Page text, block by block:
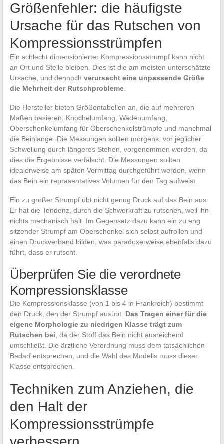
Größenfehler: die häufigste
Ursache für das Rutschen von
Kompressionsstrümpfen
Ein schlecht dimensionierter Kompressionsstrumpf kann nicht
an Ort und Stelle bleiben. Dies ist die am meisten unterschätzte
Ursache, und dennoch verursacht eine unpassende Größe
die Mehrheit der Rutschprobleme.
Die Hersteller bieten Größentabellen an, die auf mehreren
Maßen basieren: Knöchelumfang, Wadenumfang,
Oberschenkelumfang für Oberschenkelstrümpfe und manchmal
die Beinlänge. Die Messungen sollten morgens, vor jeglicher
Schwellung durch längeres Stehen, vorgenommen werden, da
dies die Ergebnisse verfälscht. Die Messungen sollten
idealerweise am späten Vormittag durchgeführt werden, wenn
das Bein ein repräsentatives Volumen für den Tag aufweist.
Ein zu großer Strumpf übt nicht genug Druck auf das Bein aus.
Er hat die Tendenz, durch die Schwerkraft zu rutschen, weil ihn
nichts mechanisch hält. Im Gegensatz dazu kann ein zu eng
sitzender Strumpf am Oberschenkel sich selbst aufrollen und
einen Druckverband bilden, was paradoxerweise ebenfalls dazu
führt, dass er rutscht.
Überprüfen Sie die verordnete
Kompressionsklasse
Die Kompressionsklasse (von 1 bis 4 in Frankreich) bestimmt
den Druck, den der Strumpf ausübt. Das Tragen einer für die
eigene Morphologie zu niedrigen Klasse trägt zum
Rutschen bei , da der Stoff das Bein nicht ausreichend
umschließt. Die ärztliche Verordnung muss dem tatsächlichen
Bedarf entsprechen, und die Wahl des Modells muss dieser
Klasse entsprechen.
Techniken zum Anziehen, die
den Halt der
Kompressionsstrümpfe